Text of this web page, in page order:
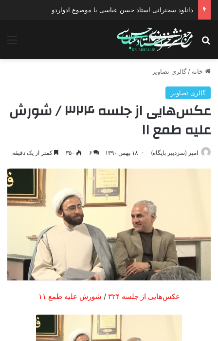
دانلود سخنرانی استاد حسن عباسی با موضوع ادواردو
جستجو برای
خانه / گالری تصاویر
گالری تصاویر
عکس‌هایی از جلسه ۳۲۴ / شورش
علیه طمع ۱۱
امیر (سردبیر پایگاه) ۱۸ بهمن ۱۳۹۰ ۶ ۳۵۰ کمتر از یک دقیقه
عکس‌هایی از جلسه ۳۲۴ / شورش علیه طمع ۱۱